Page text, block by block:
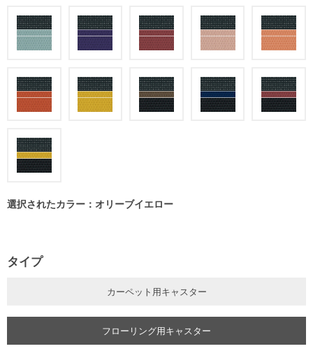
選択されたカラー：オリーブイエロー
タイプ
カーペット用キャスター
フローリング用キャスター